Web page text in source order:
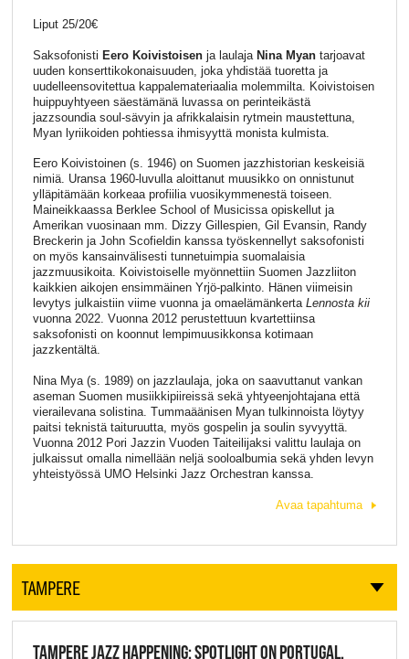
Liput 25/20€
Saksofonisti Eero Koivistoisenja laulaja Nina Myantarjoavat
uuden konserttikokonaisuuden, joka yhdistää tuoretta ja
uudelleensovitettua kappalemateriaalia molemmilta. Koivistoisen
huippuyhtyeen säestämänä luvassa on perinteikästä
jazzsoundia soul-sävyin ja afrikkalaisin rytmein maustettuna,
Myan lyriikoiden pohtiessa ihmisyyttä monista kulmista.
Eero Koivistoinen (s. 1946) on Suomen jazzhistorian keskeisiä
nimiä. Uransa 1960-luvulla aloittanut muusikko on onnistunut
ylläpitämään korkeaa profiilia vuosikymmenestä toiseen.
Maineikkaassa Berklee School of Musicissa opiskellut ja
Amerikan vuosinaan mm. Dizzy Gillespien, Gil Evansin, Randy
Breckerin ja John Scofieldin kanssa työskennellyt saksofonisti
on myös kansainvälisesti tunnetuimpia suomalaisia
jazzmuusikoita. Koivistoiselle myönnettiin Suomen Jazzliiton
kaikkien aikojen ensimmäinen Yrjö-palkinto. Hänen viimeisin
levytys julkaistiin viime vuonna ja omaelämänkertaLennosta kii
vuonna 2022. Vuonna 2012 perustettuun kvartettiinsa
saksofonisti on koonnut lempimuusikkonsa kotimaan
jazzkentältä.
Nina Mya (s. 1989) on jazzlaulaja, joka on saavuttanut vankan
aseman Suomen musiikkipiireissä sekä yhtyeenjohtajana että
vierailevana solistina. Tummaäänisen Myan tulkinnoista löytyy
paitsi teknistä taituruutta, myös gospelin ja soulin syvyyttä.
Vuonna 2012 Pori Jazzin Vuoden Taiteilijaksi valittu laulaja on
julkaissut omalla nimellään neljä sooloalbumia sekä yhden levyn
yhteistyössä UMO Helsinki Jazz Orchestran kanssa.
Avaa tapahtuma
TAMPERE
TAMPERE JAZZ HAPPENING: SPOTLIGHT ON PORTUGAL,